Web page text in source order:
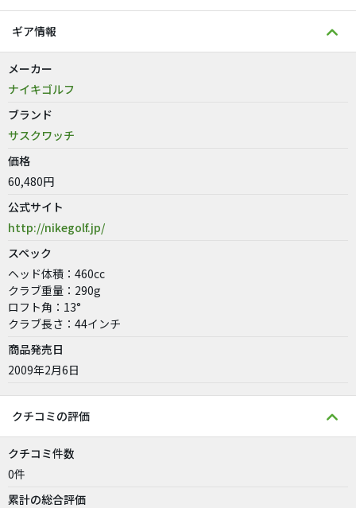
ギア情報
メーカー
ナイキゴルフ
ブランド
サスクワッチ
価格
60,480円
公式サイト
http://nikegolf.jp/
スペック
ヘッド体積：460cc
クラブ重量：290g
ロフト角：13°
クラブ長さ：44インチ
商品発売日
2009年2月6日
クチコミの評価
クチコミ件数
0件
累計の総合評価